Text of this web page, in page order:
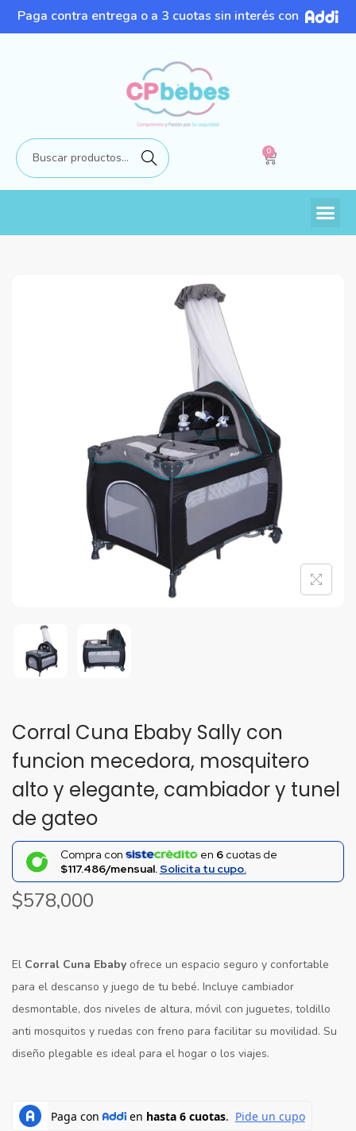
Paga contra entrega o a 3 cuotas sin interés con
Buscar 0
Corral Cuna Ebaby Sally con
funcion mecedora, mosquitero
alto y elegante, cambiador y tunel
de gateo
Compra con en 6cuotas de
$117.486/mensual.Solicita tu cupo.
$578,000
El Corral Cuna Ebaby ofrece un espacio seguro y confortable
para el descanso y juego de tu bebé. Incluye cambiador
desmontable, dos niveles de altura, móvil con juguetes, toldillo
anti mosquitos y ruedas con freno para facilitar su movilidad. Su
diseño plegable es ideal para el hogar o los viajes.